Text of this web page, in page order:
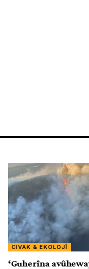
CIVAK & EKOLOJÎ
‘Guherîna